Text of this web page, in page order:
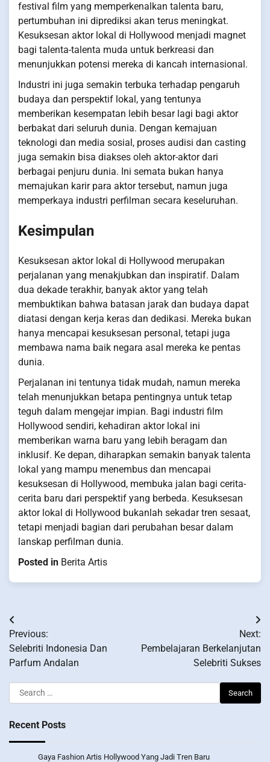
festival film yang memperkenalkan talenta baru,
pertumbuhan ini diprediksi akan terus meningkat.
Kesuksesan aktor lokal di Hollywood menjadi magnet
bagi talenta-talenta muda untuk berkreasi dan
menunjukkan potensi mereka di kancah internasional.
Industri ini juga semakin terbuka terhadap pengaruh
budaya dan perspektif lokal, yang tentunya
memberikan kesempatan lebih besar lagi bagi aktor
berbakat dari seluruh dunia. Dengan kemajuan
teknologi dan media sosial, proses audisi dan casting
juga semakin bisa diakses oleh aktor-aktor dari
berbagai penjuru dunia. Ini semata bukan hanya
memajukan karir para aktor tersebut, namun juga
memperkaya industri perfilman secara keseluruhan.
Kesimpulan
Kesuksesan aktor lokal di Hollywood merupakan
perjalanan yang menakjubkan dan inspiratif. Dalam
dua dekade terakhir, banyak aktor yang telah
membuktikan bahwa batasan jarak dan budaya dapat
diatasi dengan kerja keras dan dedikasi. Mereka bukan
hanya mencapai kesuksesan personal, tetapi juga
membawa nama baik negara asal mereka ke pentas
dunia.
Perjalanan ini tentunya tidak mudah, namun mereka
telah menunjukkan betapa pentingnya untuk tetap
teguh dalam mengejar impian. Bagi industri film
Hollywood sendiri, kehadiran aktor lokal ini
memberikan warna baru yang lebih beragam dan
inklusif. Ke depan, diharapkan semakin banyak talenta
lokal yang mampu menembus dan mencapai
kesuksesan di Hollywood, membuka jalan bagi cerita-
cerita baru dari perspektif yang berbeda. Kesuksesan
aktor lokal di Hollywood bukanlah sekadar tren sesaat,
tetapi menjadi bagian dari perubahan besar dalam
lanskap perfilman dunia.
Posted in Berita Artis
Post
navigation
Previous:
Selebriti Indonesia Dan
Parfum Andalan
Next:
Pembelajaran Berkelanjutan
Selebriti Sukses
Search
for:
Recent Posts
Gaya Fashion Artis Hollywood Yang Jadi Tren Baru